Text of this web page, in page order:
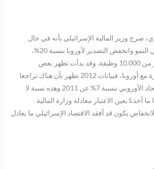
صرح وزير المالية الإسرائيلي بأنه في حال
استمرت المقاطعة في النمو وانخفض التصدير لأوروبا بنسبة 20%،
ستخسر إسرائيل أكثر من 10.000 وظيفة. وقد بدأت تظهر بعض
المؤشرات لتأثر التجارة مع أوروبا، فبيانات 2012 تظهر بأن هناك تراجعا
في الصادرات إلى الاتحاد الأوروبي بنسبة 7% عن 2011 وهذه نسبة لا
ما أخذنا بعين الاعتبار معادلة وزارة المالية
يكون قد أفقد الاقتصاد الإسرائيلي ما يعادل